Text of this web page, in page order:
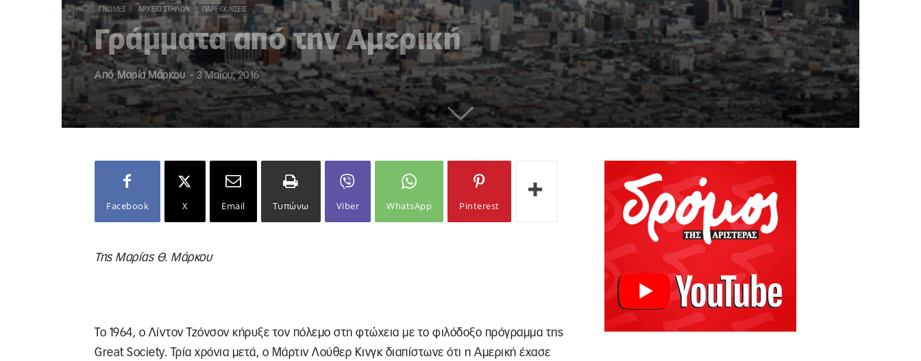
ΓΝΏΜΕΣ ΑΡΧΕΊΟ ΣΤΗΛΏΝ ΠΑΡΕΚΚΛΊΣΕΙΣ
Γράμματα από την Αμερική
Από Μαρία Μάρκου - 3 Μαΐου, 2016
Facebook X Email Τυπώνω Viber WhatsApp Pinterest
Της Μαρίας Θ. Μάρκου
Το 1964, ο Λίντον Τζόνσον κήρυξε τον πόλεμο στη φτώχεια με το φιλόδοξο πρόγραμμα της
Great Society. Τρία χρόνια μετά, ο Μάρτιν Λούθερ Κινγκ διαπίστωνε ότι η Αμερική έχασε